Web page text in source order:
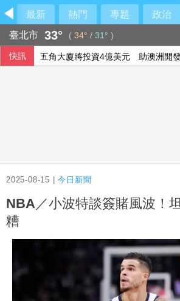
最新 熱門 專題 政治
臺北市 33° ( 34° / 31° )
快訊 五角大廈將投資4億美元 助澳洲開
2025-08-15 |今日新聞
NBA／小波特談簽賭風波！
糟